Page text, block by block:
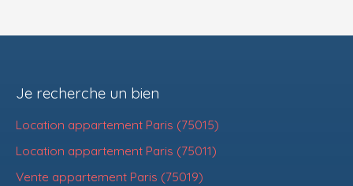
Je recherche un bien
Location appartement Paris (75015)
Location appartement Paris (75011)
Vente appartement Paris (75019)